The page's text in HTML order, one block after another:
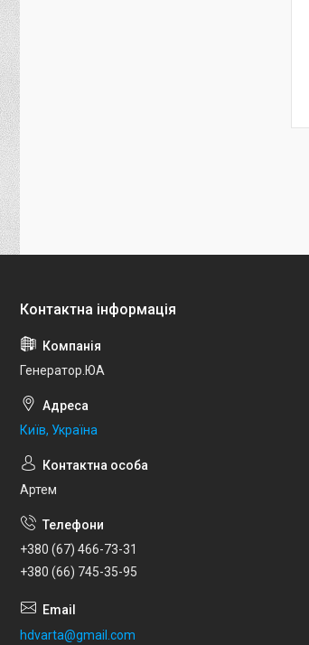
Генератор.ЮА
Київ, Україна
Артем
+380 (67) 466-73-31
+380 (66) 745-35-95
hdvarta@gmail.com